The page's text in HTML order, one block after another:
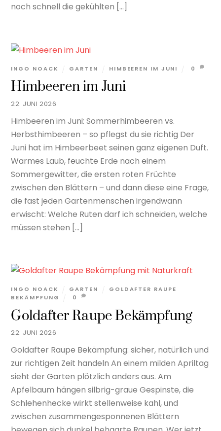
noch schnell die gekühlten […]
22. JUNI 2026
Himbeeren im Juni
INGO NOACK GARTEN HIMBEEREN IM JUNI 0
Himbeeren im Juni: Sommerhimbeeren vs.
Herbsthimbeeren – so pflegst du sie richtig Der
Juni hat im Himbeerbeet seinen ganz eigenen Duft.
Warmes Laub, feuchte Erde nach einem
Sommergewitter, die ersten roten Früchte
zwischen den Blättern – und dann diese eine Frage,
die fast jeden Gartenmenschen irgendwann
erwischt: Welche Ruten darf ich schneiden, welche
müssen stehen […]
22. JUNI 2026
Goldafter Raupe Bekämpfung
INGO NOACK GARTEN
GOLDAFTER RAUPE
BEKÄMPFUNG
0
Goldafter Raupe Bekämpfung: sicher, natürlich und
zur richtigen Zeit handeln An einem milden Apriltag
sieht der Garten plötzlich anders aus. Am
Apfelbaum hängen silbrig-graue Gespinste, die
Schlehenhecke wirkt stellenweise kahl, und
zwischen zusammengesponnenen Blättern